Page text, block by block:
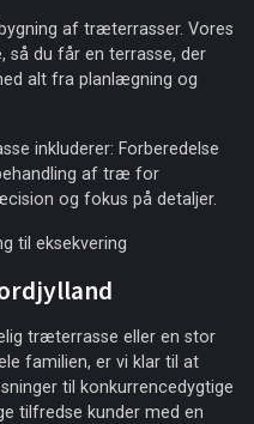
af træterrasser. Vores
så du får en terrasse, der
alt fra planlægning og
inkluderer: Forberedelse
af træ for
og fokus på detaljer.
til eksekvering
træterrasse eller en stor
familien, er vi klar til at
til konkurrencedygtige
tilfredse kunder med en